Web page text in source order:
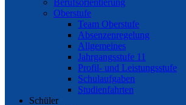
Berufsorientierung
Oberstufe
Team Oberstufe
Absenzenregelung
Allgemeines
Jahrgangsstufe 11
Profil- und Leistungsstufe
Schulaufgaben
Studienfahrten
Schüler